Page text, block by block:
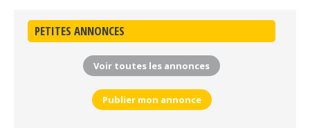
PETITES ANNONCES
Voir toutes les annonces
Publier mon annonce